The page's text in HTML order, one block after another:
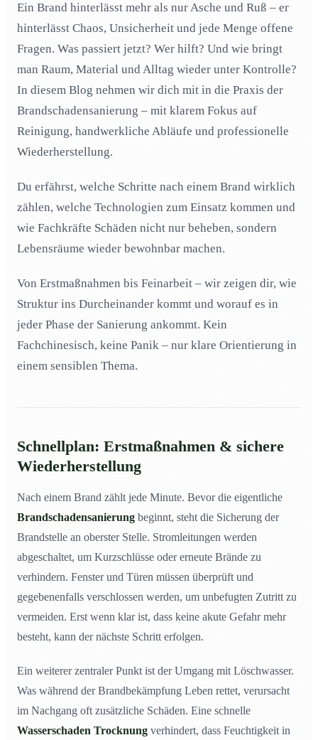
Trocknung & Wasserschäden: Jeder Tropfen zählt
04Reinigungstechnologien im Überblick: Von Trockeneis
05
Geruchsneutralisation nach Brand: Luft wieder atmen
lassen
Basis
Feuer
Inventar & Technik: Reinigung beschädigter
Gegenstände
09Versicherung, Risiken & Recht: Was Eigentümer
Workflows klug gestalten: Wiederherstellung mit
Qualität
Ein Brand hinterlässt mehr als nur Asche und Ruß – er
hinterlässt Chaos, Unsicherheit und jede Menge offene
Fragen. Was passiert jetzt? Wer hilft? Und wie bringt
man Raum, Material und Alltag wieder unter Kontrolle?
In diesem Blog nehmen wir dich mit in die Praxis der
Brandschadensanierung – mit klarem Fokus auf
Reinigung, handwerkliche Abläufe und professionelle
Wiederherstellung.
Du erfährst, welche Schritte nach einem Brand wirklich
zählen, welche Technologien zum Einsatz kommen und
wie Fachkräfte Schäden nicht nur beheben, sondern
Lebensräume wieder bewohnbar machen.
Von Erstmaßnahmen bis Feinarbeit – wir zeigen dir, wie
Struktur ins Durcheinander kommt und worauf es in
jeder Phase der Sanierung ankommt. Kein
Fachchinesisch, keine Panik – nur klare Orientierung in
einem sensiblen Thema.
Schnellplan: Erstmaßnahmen & sichere
Wiederherstellung
Nach einem Brand zählt jede Minute. Bevor die eigentliche
Brandschadensanierung beginnt, steht die Sicherung der
Brandstelle an oberster Stelle. Stromleitungen werden
abgeschaltet, um Kurzschlüsse oder erneute Brände zu
verhindern. Fenster und Türen müssen überprüft und
gegebenenfalls verschlossen werden, um unbefugten Zutritt zu
vermeiden. Erst wenn klar ist, dass keine akute Gefahr mehr
besteht, kann der nächste Schritt erfolgen.
Ein weiterer zentraler Punkt ist der Umgang mit Löschwasser.
Was während der Brandbekämpfung Leben rettet, verursacht
im Nachgang oft zusätzliche Schäden. Eine schnelle
Wasserschaden Trocknung verhindert, dass Feuchtigkeit in